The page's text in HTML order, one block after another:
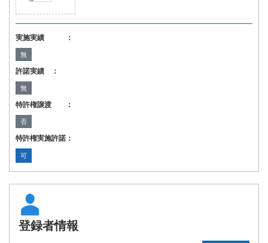
実施実績 ：
無
許諾実績 ：
無
特許権譲渡 ：
否
特許権実施許諾：
可
登録者情報